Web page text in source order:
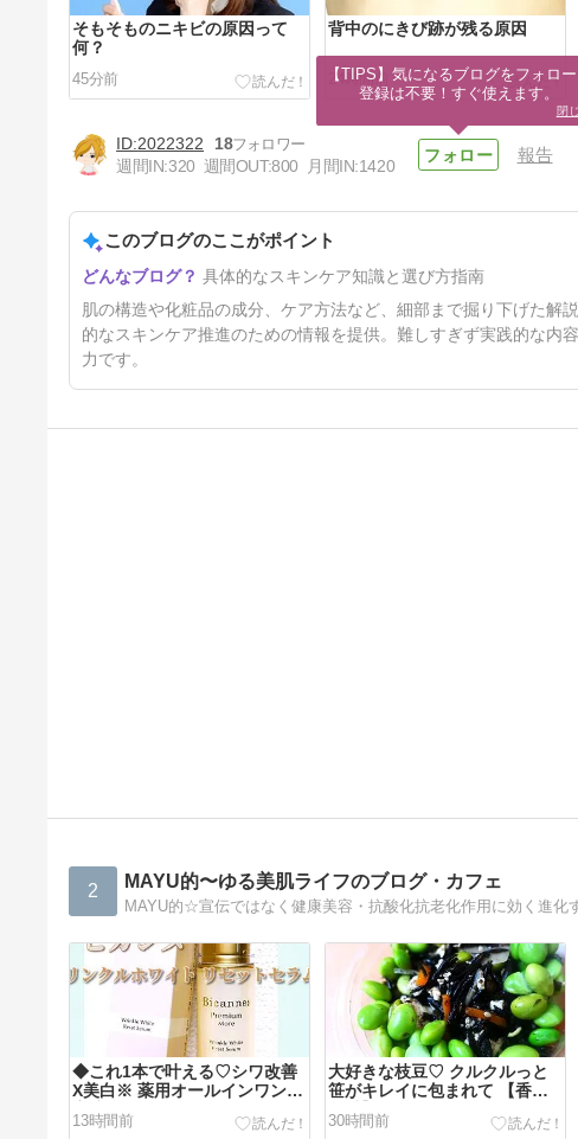
そもそものニキビの原因って
何？
45分前
背中のにきび跡が残る原因
24時間前
ズバリ、にきびについて！
3日前
2022322
18
週間IN:320 週間OUT:800 月間IN:1420
報告
このブログのここがポイント
具体的なスキンケア知識と選び方指南
肌の構造や化粧品の成分、ケア方法など、細部まで掘り下げた解
的なスキンケア推進のための情報を提供。難しすぎず実践的な内
力です。
2 MAYU的〜ゆる美肌ライフのブログ・カフェ
MAYU的☆宣伝ではなく健康美容・抗酸化抗老化作用に効く進化
◆これ1本で叶える♡シワ改善
X美白※ 薬用オールインワン美
容液◆
13時間前
大好きな枝豆♡ クルクルっと
笹がキレイに包まれて 【香香
の舌】♡◆
30時間前
【TIPS】気になるブログをフォロー
登録は不要！すぐ使えます。
閉